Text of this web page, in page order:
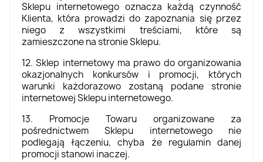
Sklepu internetowego oznacza każdą czynność
Klienta, która prowadzi do zapoznania się przez
niego z wszystkimi treściami, które są
zamieszczone na stronie Sklepu.
12. Sklep internetowy ma prawo do organizowania
okazjonalnych konkursów i promocji, których
warunki każdorazowo zostaną podane stronie
internetowej Sklepu internetowego.
13. Promocje Towaru organizowane za
pośrednictwem Sklepu internetowego nie
podlegają łączeniu, chyba że regulamin danej
promocji stanowi inaczej.